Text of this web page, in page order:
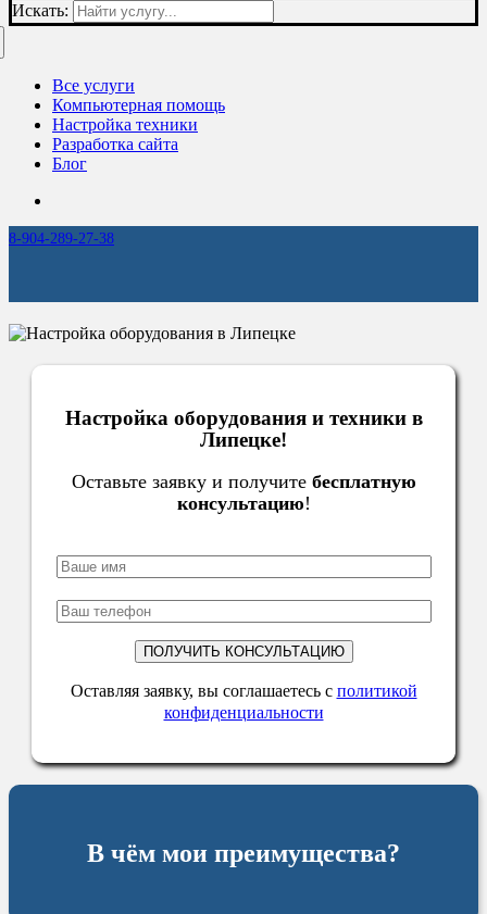
Искать:
Все услуги
Компьютерная помощь
Настройка техники
Разработка сайта
Блог
8-904-289-27-38
Настройка оборудования и техники в
Липецке!
Оставьте заявку и получите бесплатную
консультацию!
Оставляя заявку, вы соглашаетесь с политикой
конфиденциальности
В чём мои преимущества?